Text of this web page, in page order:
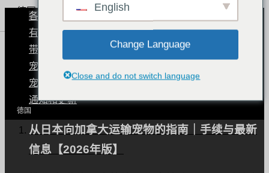
各国宠物状况
有宠物的世界
带宠物旅行
宠物运输程序。
宠物健康与护理
通知和更新
从日本向加拿大运输宠物的指南｜手续与最新
信息【2026年版】
德国
德国
德国
English
Change Language
Close and do not switch language